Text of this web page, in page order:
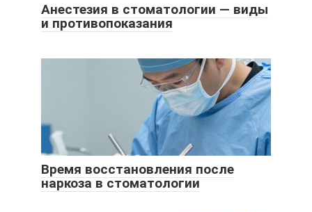
Анестезия в стоматологии — виды
и противопоказания
Время восстановления после
наркоза в стоматологии